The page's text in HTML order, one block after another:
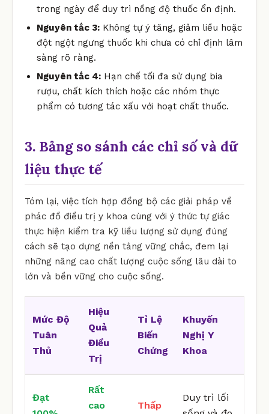
trong ngày để duy trì nồng độ thuốc ổn định.
Nguyên tắc 3: Không tự ý tăng, giảm liều hoặc
đột ngột ngưng thuốc khi chưa có chỉ định lâm
sàng rõ ràng.
Nguyên tắc 4: Hạn chế tối đa sử dụng bia
rượu, chất kích thích hoặc các nhóm thực
phẩm có tương tác xấu với hoạt chất thuốc.
3. Bảng so sánh các chỉ số và dữ
liệu thực tế
Tóm lại, việc tích hợp đồng bộ các giải pháp về
phác đồ điều trị y khoa cùng với ý thức tự giác
thực hiện kiểm tra kỹ liều lượng sử dụng đúng
cách sẽ tạo dựng nền tảng vững chắc, đem lại
những nâng cao chất lượng cuộc sống lâu dài to
lớn và bền vững cho cuộc sống.
Mức Độ
Tuân
Thủ
Hiệu
Quả
Điều
Trị
Tỉ Lệ
Biến
Chứng
Khuyến
Nghị Y
Khoa
Đạt
Rất
cao
Thấp
Duy trì lối